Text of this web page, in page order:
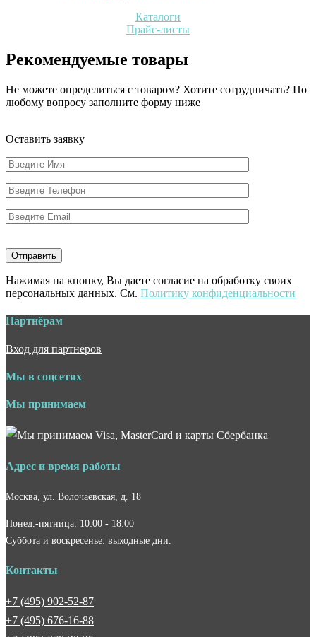
Каталоги
Прайс-листы
Рекомендуемые товары
Не можете определиться с товаром? Хотите сотрудничать? По
любому вопросу заполните форму ниже
Оставить заявку
Нажимая на кнопку, Вы даете согласие на обработку своих
персональных данных. См. Политику конфиденциальности
Партнёрам
Вход для партнеров
Мы в соцсетях
Мы принимаем
Адрес и время работы
Москва, ул. Волочаевская, д. 18
Понед.-пятница: 10:00 - 18:00
Суббота и воскресенье: выходные дни.
Контакты
+7 (495) 902-52-87
+7 (495) 676-16-88